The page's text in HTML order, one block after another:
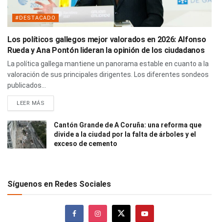
#DESTACADO
Los políticos gallegos mejor valorados en 2026: Alfonso
Rueda y Ana Pontón lideran la opinión de los ciudadanos
La política gallega mantiene un panorama estable en cuanto a la
valoración de sus principales dirigentes. Los diferentes sondeos
publicados...
LEER MÁS
Cantón Grande de A Coruña: una reforma que
divide a la ciudad por la falta de árboles y el
exceso de cemento
Síguenos en Redes Sociales